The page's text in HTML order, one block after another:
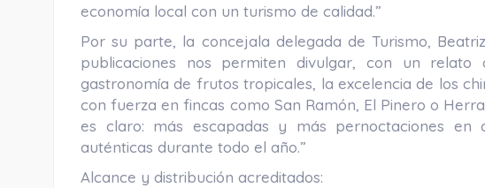
economía local con un turismo de calidad.”
Por su parte, la concejala delegada de Turismo,
publicaciones nos permiten divulgar, con un
gastronomía de frutos tropicales, la excelencia de los
con fuerza en fincas como San Ramón, El Pinero o
es claro: más escapadas y más pernoctaciones en
auténticas durante todo el año.”
Alcance y distribución acreditados: